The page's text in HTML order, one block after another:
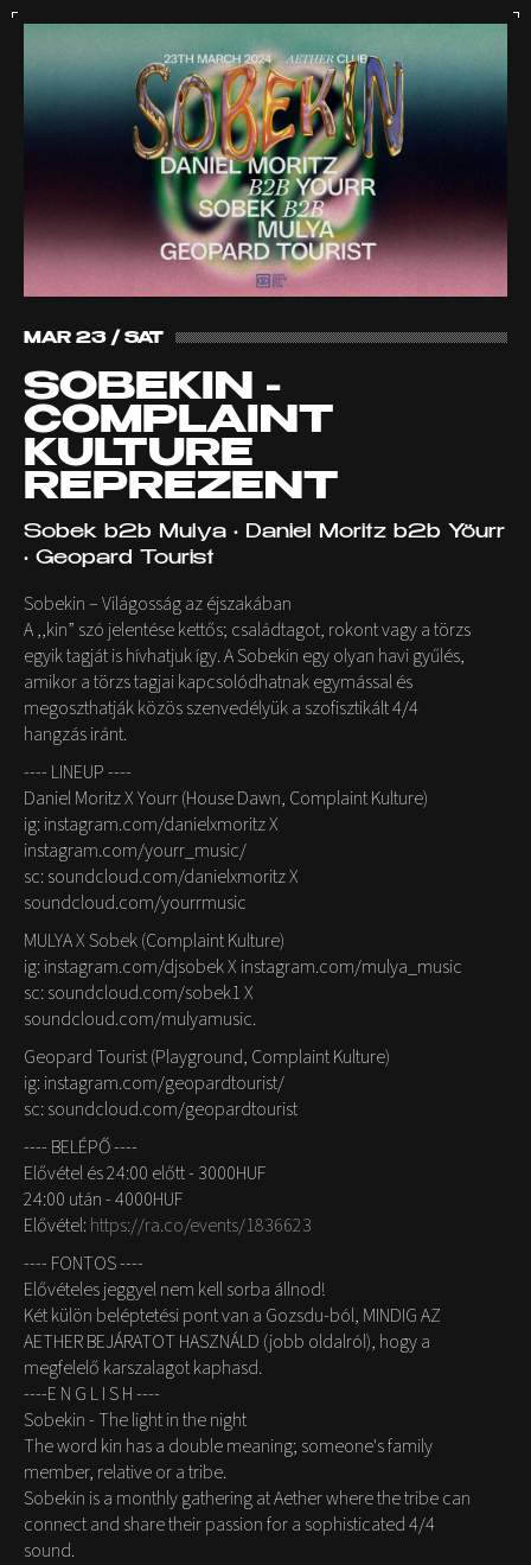
MAR 23 / SAT
SOBEKIN -
COMPLAINT
KULTURE
REPREZENT
Sobek b2b Mulya • Daniel Moritz b2b Yöurr
• Geopard Tourist
Sobekin – Világosság az éjszakában
A ,,kin” szó jelentése kettős; családtagot, rokont vagy a törzs
egyik tagját is hívhatjuk így. A Sobekin egy olyan havi gyűlés,
amikor a törzs tagjai kapcsolódhatnak egymással és
megoszthatják közös szenvedélyük a szofisztikált 4/4
hangzás iránt.
---- LINEUP ----
Daniel Moritz X Yourr (House Dawn, Complaint Kulture)
ig: instagram.com/danielxmoritz X
instagram.com/yourr_music/
sc: soundcloud.com/danielxmoritz X
soundcloud.com/yourrmusic
MULYA X Sobek (Complaint Kulture)
ig: instagram.com/djsobek X instagram.com/mulya_music
sc: soundcloud.com/sobek1 X
soundcloud.com/mulyamusic.
Geopard Tourist (Playground, Complaint Kulture)
ig: instagram.com/geopardtourist/
sc: soundcloud.com/geopardtourist
---- BELÉPŐ ----
Elővétel és 24:00 előtt - 3000HUF
24:00 után - 4000HUF
Elővétel:https://ra.co/events/1836623
---- FONTOS ----
Elővételes jeggyel nem kell sorba állnod!
Két külön beléptetési pont van a Gozsdu-ból, MINDIG AZ
AETHER BEJÁRATOT HASZNÁLD (jobb oldalról), hogy a
megfelelő karszalagot kaphasd.
----E N G L I S H ----
Sobekin - The light in the night
The word kin has a double meaning; someone's family
member, relative or a tribe.
Sobekin is a monthly gathering at Aether where the tribe can
connect and share their passion for a sophisticated 4/4
sound.